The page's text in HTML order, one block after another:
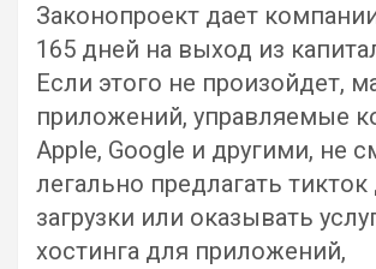
Законопроект дает
165 дней на выход из
Если этого не произойдет,
приложений, управляемые
Apple, Google и другими, не
легально предлагать тикток
загрузки или оказывать
хостинга для приложений,